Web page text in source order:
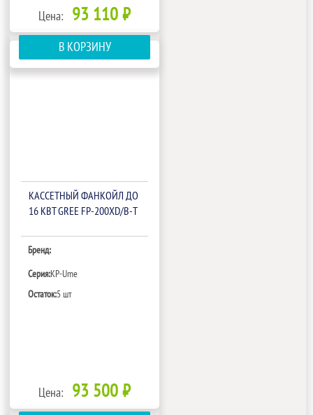
Цена: 93 110 ₽
В КОРЗИНУ
КАССЕТНЫЙ ФАНКОЙЛ ДО
16 КВТ GREE FP-200XD/B-T
Бренд:
Серия:KP-Ume
Остаток:5 шт
Цена: 93 500 ₽